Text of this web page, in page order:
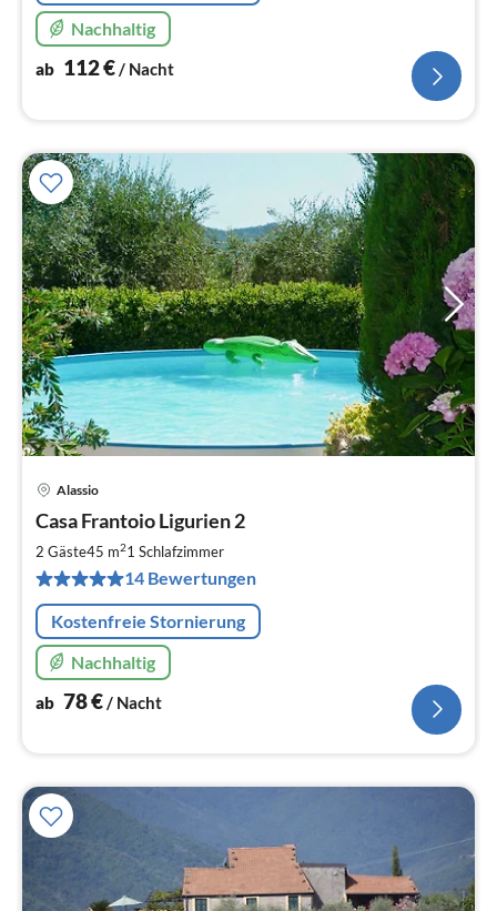
Nachhaltig
ab 112€/ Nacht
Alassio
Casa Frantoio Ligurien 2
2 Gäste45 m21 Schlafzimmer
14 Bewertungen
Kostenfreie Stornierung
Nachhaltig
ab 78€/ Nacht